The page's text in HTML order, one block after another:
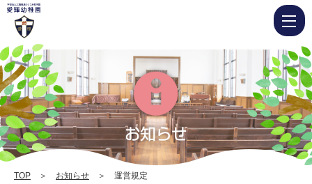
規
定
|
愛
輝
幼
TOP ＞ お知らせ ＞ 運営規定